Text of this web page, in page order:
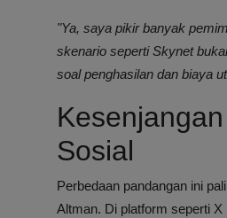
"Ya, saya pikir banyak
skenario seperti Skynet
soal penghasilan dan biaya
Sosial
Perbedaan pandangan ini
Altman. Di platform seperti